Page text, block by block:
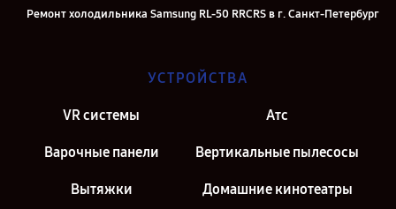
Ремонт холодильника Samsung RL-50 RRCRS в г. Санкт-Петербург
УСТРОЙСТВА
VR системы Атс
Варочные панели Вертикальные пылесосы
Вытяжки Домашние кинотеатры